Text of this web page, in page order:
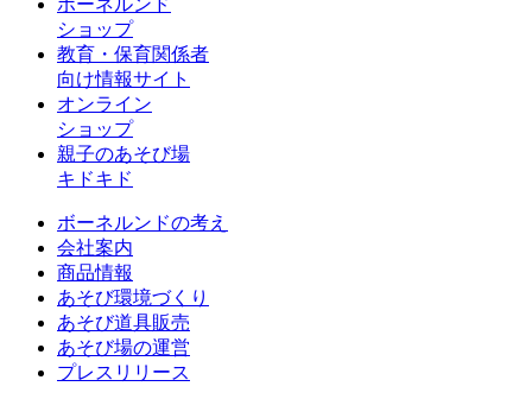
ショップ
教育・保育関係者
向け情報サイト
オンライン
ショップ
親子のあそび場
キドキド
ボーネルンドの考え
会社案内
商品情報
あそび環境づくり
あそび道具販売
あそび場の運営
プレスリリース